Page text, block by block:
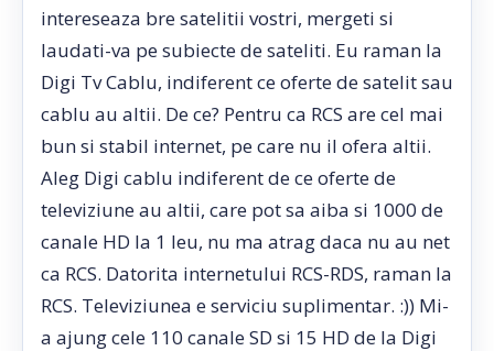
intereseaza bre satelitii vostri, mergeti si
laudati-va pe subiecte de sateliti. Eu raman la
Digi Tv Cablu, indiferent ce oferte de satelit sau
cablu au altii. De ce? Pentru ca RCS are cel mai
bun si stabil internet, pe care nu il ofera altii.
Aleg Digi cablu indiferent de ce oferte de
televiziune au altii, care pot sa aiba si 1000 de
canale HD la 1 leu, nu ma atrag daca nu au net
ca RCS. Datorita internetului RCS-RDS, raman la
RCS. Televiziunea e serviciu suplimentar. :)) Mi-
a ajung cele 110 canale SD si 15 HD de la Digi